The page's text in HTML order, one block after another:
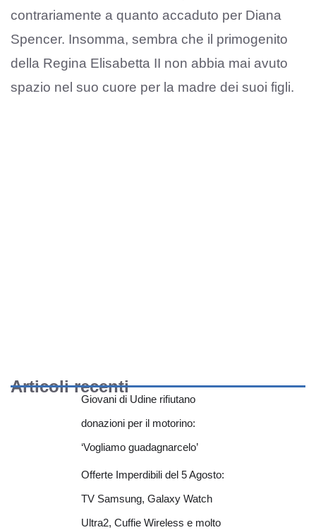
contrariamente a quanto accaduto per Diana
Spencer. Insomma, sembra che il primogenito
della Regina Elisabetta II non abbia mai avuto
spazio nel suo cuore per la madre dei suoi figli.
Articoli recenti
Giovani di Udine rifiutano
donazioni per il motorino:
‘Vogliamo guadagnarcelo’
Offerte Imperdibili del 5 Agosto:
TV Samsung, Galaxy Watch
Ultra2, Cuffie Wireless e molto